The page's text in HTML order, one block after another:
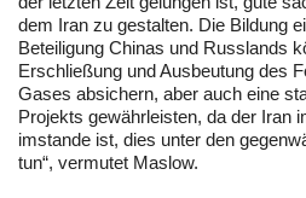
dem Iran zu gestalten. Die Bildung
Beteiligung Chinas und Russlands
Erschließung und Ausbeutung des
Gases absichern, aber auch eine
Projekts gewährleisten, da der Iran
imstande ist, dies unter den
tun“, vermutet Maslow.